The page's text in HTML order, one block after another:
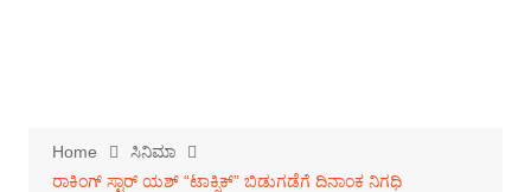
Home
ಸಿನಿಮಾ
ರಾಕಿಂಗ್ ಸ್ಟಾರ್ ಯಶ್ “ಟಾಕ್ಸಿಕ್” ಬಿಡುಗಡೆಗೆ ದಿನಾಂಕ ನಿಗಧಿ